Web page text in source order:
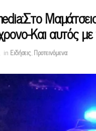
Και αυτός
in Ειδήσεις,Προτεινόμενα